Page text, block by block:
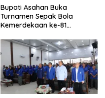
Bupati Asahan Buka
Turnamen Sepak Bola
Kemerdekaan ke-81
0208/Asahan